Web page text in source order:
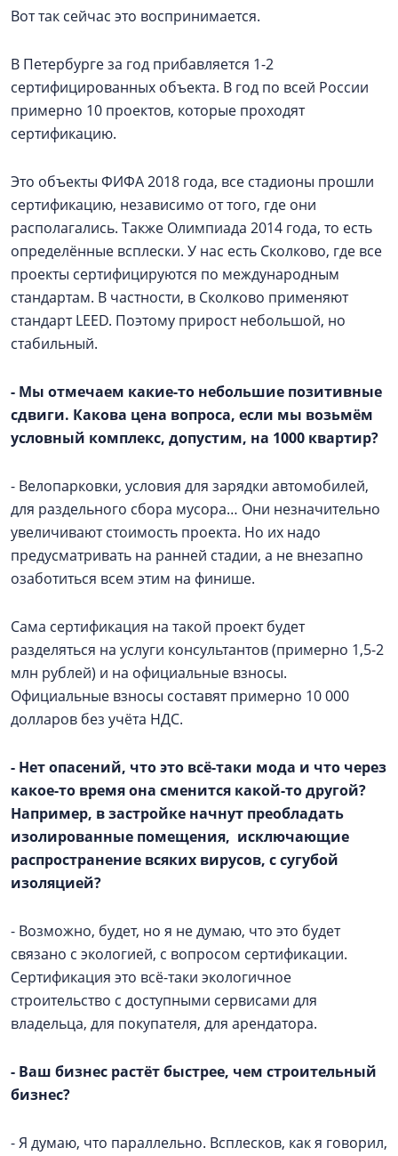
Вот так сейчас это воспринимается.
В Петербурге за год прибавляется 1-2
сертифицированных объекта. В год по всей России
примерно 10 проектов, которые проходят
сертификацию.
Это объекты ФИФА 2018 года, все стадионы прошли
сертификацию, независимо от того, где они
располагались. Также Олимпиада 2014 года, то есть
определённые всплески. У нас есть Сколково, где все
проекты сертифицируются по международным
стандартам. В частности, в Сколково применяют
стандарт LEED. Поэтому прирост небольшой, но
стабильный.
- Мы отмечаем какие-то небольшие позитивные
сдвиги. Какова цена вопроса, если мы возьмём
условный комплекс, допустим, на 1000 квартир?
- Велопарковки, условия для зарядки автомобилей,
для раздельного сбора мусора… Они незначительно
увеличивают стоимость проекта. Но их надо
предусматривать на ранней стадии, а не внезапно
озаботиться всем этим на финише.
Сама сертификация на такой проект будет
разделяться на услуги консультантов (примерно 1,5-2
млн рублей) и на официальные взносы.
Официальные взносы составят примерно 10 000
долларов без учёта НДС.
- Нет опасений, что это всё-таки мода и что через
какое-то время она сменится какой-то другой?
Например, в застройке начнут преобладать
изолированные помещения, исключающие
распространение всяких вирусов, с сугубой
изоляцией?
- Возможно, будет, но я не думаю, что это будет
связано с экологией, с вопросом сертификации.
Сертификация это всё-таки экологичное
строительство с доступными сервисами для
владельца, для покупателя, для арендатора.
- Ваш бизнес растёт быстрее, чем строительный
бизнес?
- Я думаю, что параллельно. Всплесков, как я говорил,